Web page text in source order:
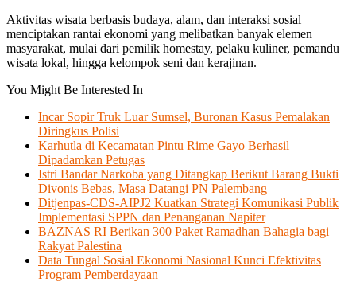
Aktivitas wisata berbasis budaya, alam, dan interaksi sosial
menciptakan rantai ekonomi yang melibatkan banyak elemen
masyarakat, mulai dari pemilik homestay, pelaku kuliner, pemandu
wisata lokal, hingga kelompok seni dan kerajinan.
You Might Be Interested In
Incar Sopir Truk Luar Sumsel, Buronan Kasus Pemalakan
Diringkus Polisi
Karhutla di Kecamatan Pintu Rime Gayo Berhasil
Dipadamkan Petugas
Istri Bandar Narkoba yang Ditangkap Berikut Barang Bukti
Divonis Bebas, Masa Datangi PN Palembang
Ditjenpas-CDS-AIPJ2 Kuatkan Strategi Komunikasi Publik
Implementasi SPPN dan Penanganan Napiter
BAZNAS RI Berikan 300 Paket Ramadhan Bahagia bagi
Rakyat Palestina
Data Tungal Sosial Ekonomi Nasional Kunci Efektivitas
Program Pemberdayaan